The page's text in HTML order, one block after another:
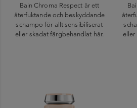
Bain Chroma Respect är ett
återfuktande och beskyddande
schampo för allt sensibiliserat
eller skadat färgbehandlat hår.
eller